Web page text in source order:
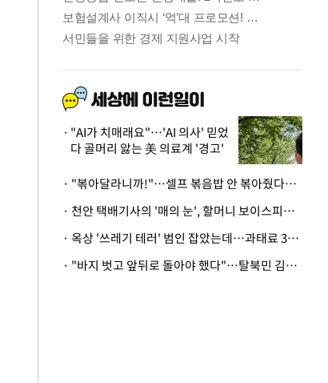
"AI가 치매래요"…'AI 의사' 믿었
다 골머리 앓는 美 의료계 '경고'
· "볶아달라니까!"…셀프 볶음밥 안 볶아줬다고 사장 폭행한 손님
· 천안 택배기사의 '매의 눈', 할머니 보이스피싱 피해 막아
· 옥상 '쓰레기 테러' 범인 잡았는데…과태료 3만원 처분에 숙박업주 허탈
· "바지 벗고 앞뒤로 돌아야 했다"…탈북민 김서아, 기쁨조 검사 수치심 회상